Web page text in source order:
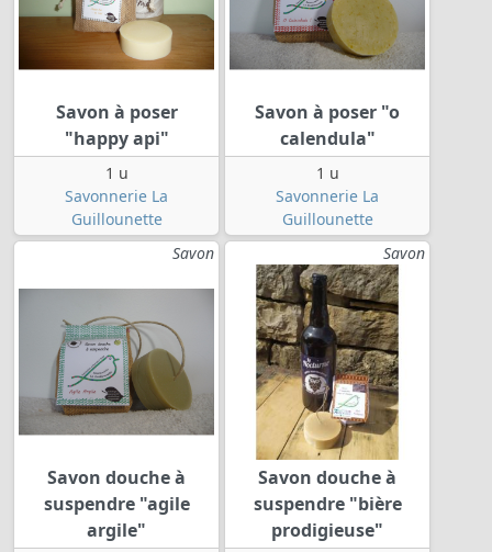
Savon à poser
"happy api"
1 u
Savonnerie La
Guillounette
Savon à poser "o
calendula"
1 u
Savonnerie La
Guillounette
Savon
Savon douche à
suspendre "agile
argile"
Savon
Savon douche à
suspendre "bière
prodigieuse"